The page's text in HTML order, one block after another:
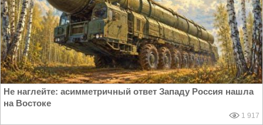
Не наглейте: асимметричный ответ Западу Россия нашла
на Востоке
1 917